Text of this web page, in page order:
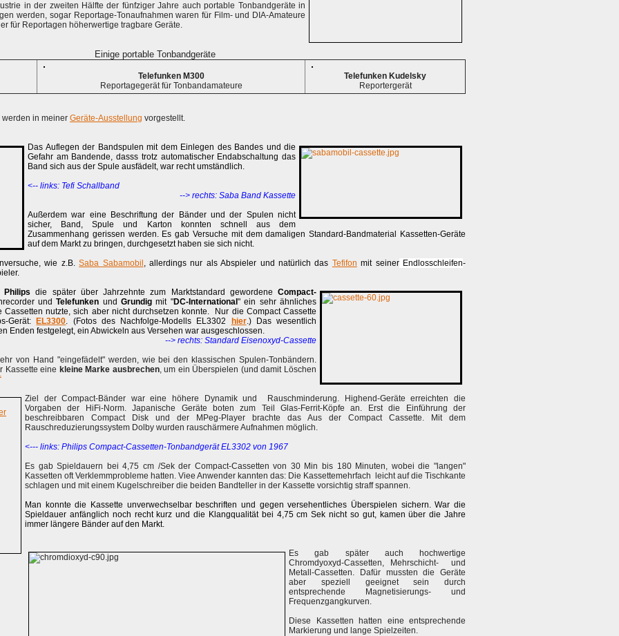
in der zweiten Hälfte der fünfziger Jahre auch portable Tonbandgeräte in
werden, sogar Reportage-Tonaufnahmen waren für Film- und DIA-Amateure
für Reportagen höherwertige tragbare Geräte.
Einige portable Tonbandgeräte
Telefunken M300
Reportagegerät für Tonbandamateure
Telefunken Kudelsky
Reportergerät
werden in meiner Geräte-Ausstellung vorgestellt.
Das Auflegen der Bandspulen mit dem Einlegen des Bandes und die
Gefahr am Bandende, dasss trotz automatischer Endabschaltung das
Band sich aus der Spule ausfädelt, war recht umständlich.
<-- links: Tefi Schallband
--> rechts: Saba Band Kassette
Außerdem war eine Beschriftung der Bänder und der Spulen nicht
sicher, Band, Spule und Karton konnten schnell aus dem
Zusammenhang gerissen werden. Es gab Versuche mit dem damaligen Standard-Bandmaterial Kassetten-Geräte
auf dem Markt zu bringen, durchgesetzt haben sie sich nicht.
wie z.B.Saba Sabamobil , allerdings nur als Abspieler und natürlich das Tefifon mit seinerEndlosschleifen-
Philips die später über Jahrzehnte zum Marktstandard gewordene Compact-
undTelefunken undGrundig mit "DC-International " ein sehr ähnliches
nutzte, sich aber nicht durchsetzen konnte. Nur die Compact Cassette
Gerät:
EL3300. (Fotos des Nachfolge-Modells EL3302 hier.) Das wesentlich
Enden festgelegt, ein Abwickeln aus Versehen war ausgeschlossen.
--> rechts: Standard Eisenoxyd-Cassette
von Hand "eingefädelt" werden, wie bei den klassischen Spulen-Tonbändern.
Kassette eine kleine Marke ausbrechen, um ein Überspielen (und damit Löschen
Ziel der Compact-Bänder war eine höhere Dynamik und Rauschminderung. Highend-Geräte erreichten die
Vorgaben der HiFi-Norm. Japanische Geräte boten zum Teil Glas-Ferrit-Köpfe an. Erst die Einführung der
beschreibbaren Compact Disk und der MPeg-Player brachte das Aus der Compact Cassette. Mit dem
Rauschreduzierungssystem Dolby wurden rauschärmere Aufnahmen möglich.
<--- links: Philips Compact-Cassetten-Tonbandgerät EL3302 von 1967
Es gab Spieldauern bei 4,75 cm /Sek der Compact-Cassetten von 30 Min bis 180 Minuten, wobei die "langen"
Kassetten oft Verklemmprobleme hatten. Viee Anwender kannten das: Die Kassettemehrfach leicht auf die Tischkante
schlagen und mit einem Kugelschreiber die beiden Bandteller in der Kassette vorsichtig straff spannen.
Man konnte die Kassette unverwechselbar beschriften und gegen versehentliches Überspielen sichern. War die
Spieldauer anfänglich noch recht kurz und die Klangqualität bei 4,75 cm Sek nicht so gut, kamen über die Jahre
immer längere Bänder auf den Markt.
Es gab später auch hochwertige
Chromdyoxyd-Cassetten, Mehrschicht- und
Metall-Cassetten. Dafür mussten die Geräte
aber speziell geeignet sein durch
entsprechende Magnetisierungs- und
Frequenzgangkurven.
Diese Kassetten hatten eine entsprechende
Markierung und lange Spielzeiten.